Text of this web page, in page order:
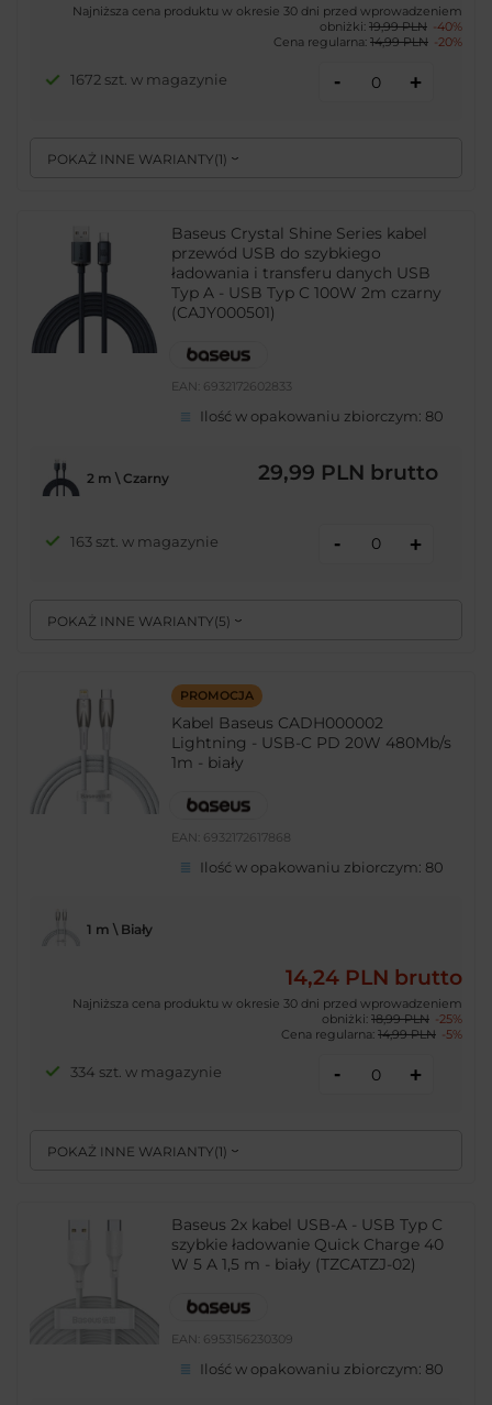
POKAŻ INNE WARIANTY( 1)
Najniższa cena produktu w okresie 30 dni przed wprowadzeniem
obniżki: 19,99 PLN -40%
Cena regularna: 14,99 PLN -20%
1672 szt. w magazynie - +
Baseus Crystal Shine Series kabel
przewód USB do szybkiego
ładowania i transferu danych USB
Typ A - USB Typ C 100W 2m czarny
(CAJY000501)
EAN: 6932172602833
Ilość w opakowaniu zbiorczym: 80
POKAŻ INNE WARIANTY(5)
2 m \ Czarny 29,99 PLN brutto
163 szt. w magazynie - +
PROMOCJA
Kabel Baseus CADH000002
Lightning - USB-C PD 20W 480Mb/s
1m - biały
EAN: 6932172617868
Ilość w opakowaniu zbiorczym: 80
POKAŻ INNE WARIANTY( 1)
1 m \ Biały
14,24 PLN brutto
Najniższa cena produktu w okresie 30 dni przed wprowadzeniem
obniżki: 18,99 PLN -25%
Cena regularna: 14,99 PLN -5%
334 szt. w magazynie - +
Baseus 2x kabel USB-A - USB Typ C
szybkie ładowanie Quick Charge 40
W 5 A 1,5 m - biały (TZCATZJ-02)
EAN: 6953156230309
Ilość w opakowaniu zbiorczym: 80